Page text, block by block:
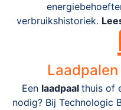
verbruikshistoriek.
Een laadpaal thuis of
nodig? Bij Technologic